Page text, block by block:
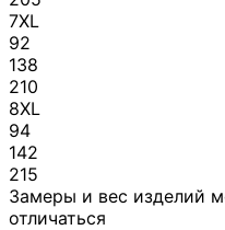
7XL
92
138
210
8XL
94
142
215
Замеры и вес изделий
отличаться